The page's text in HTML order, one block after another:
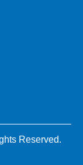
Reserved.